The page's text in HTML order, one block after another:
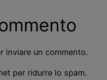
inviare un commento.
per ridurre lo spam.